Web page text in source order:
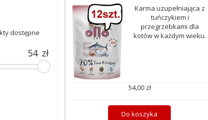
Karma uzupełniająca z
tuńczykiem i
przegrzebkami dla
kotów w każdym wieku.
54,00 zł
Do koszyka
dostępne
zł